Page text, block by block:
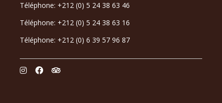
Téléphone: +212 (0) 5 24 38 63 46
Téléphone: +212 (0) 5 24 38 63 16
Téléphone: +212 (0) 6 39 57 96 87